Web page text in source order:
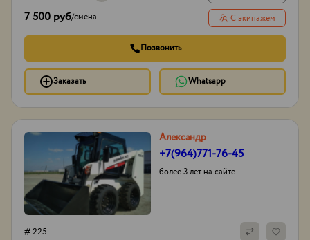
7 500 руб/смена С экипажем
Позвонить
Заказать Whatsapp
Александр
+7(964)771-76-45
более 3 лет на сайте
# 225